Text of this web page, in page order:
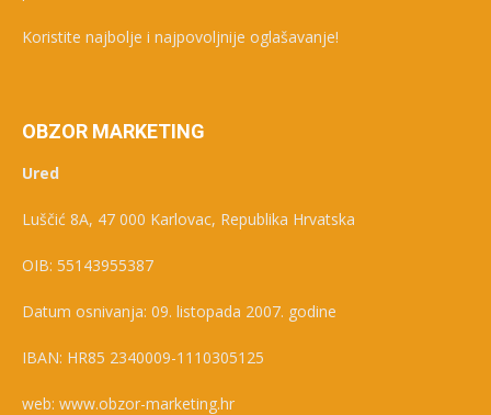
Koristite najbolje i najpovoljnije oglašavanje!
OBZOR MARKETING
Ured
Luščić 8A, 47 000 Karlovac, Republika Hrvatska
OIB: 55143955387
Datum osnivanja: 09. listopada 2007. godine
IBAN: HR85 2340009-1110305125
web: www.obzor-marketing.hr